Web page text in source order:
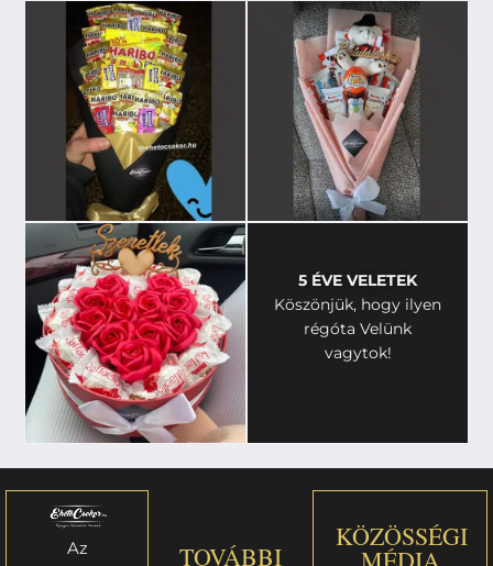
5 ÉVE VELETEK
Köszönjük, hogy ilyen
régóta Velünk
vagytok!
Az
TOVÁBBI
KÖZÖSSÉGI